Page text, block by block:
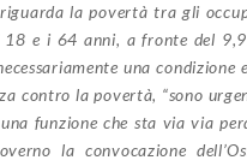
la povertà tra gli
e i 64 anni, a fronte del
una
contro la povertà, “sono
funzione che sta via via
la convocazione